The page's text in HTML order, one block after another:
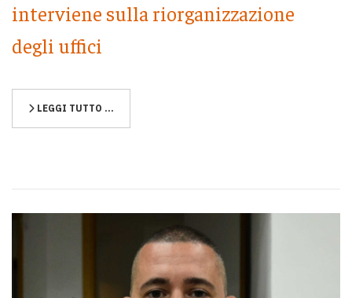
interviene sulla riorganizzazione
degli uffici
LEGGI TUTTO …